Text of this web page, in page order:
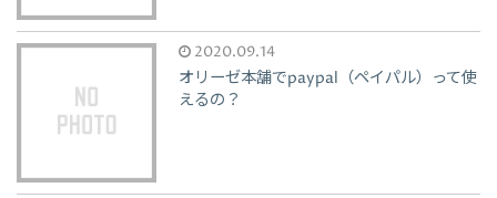
2020.09.14
オリーゼ本舗でpaypal（ペイパル）って使
えるの？